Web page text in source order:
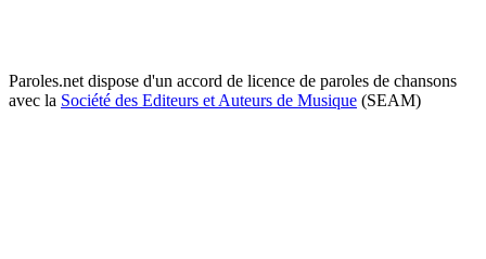
Paroles.net dispose d'un accord de licence de paroles de chansons
avec la Société des Editeurs et Auteurs de Musique (SEAM)